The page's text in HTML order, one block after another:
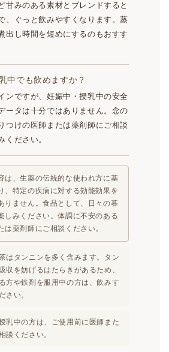
甘みのある素材とブレンドすると
、ぐっと飲みやすくなります。蒸
出し時間を短めにするのもおすす
中でも飲めますか？
ンですが、妊娠中・授乳中の安全
ータは十分ではありません。念の
つけの医師または薬剤師にご相談
ください。
は、生薬の伝統的な使われ方に基
、特定の疾病に対する効能効果を
りません。食品として、日々の暮
しみください。体調に不安のある
は薬剤師にご相談ください。
はタンニンを多く含みます。タン
収を妨げるはたらきがあるため、
方や鉄剤を服用中の方は、飲みす
さい。
乳中の方は、ご使用前に医師また
談ください。